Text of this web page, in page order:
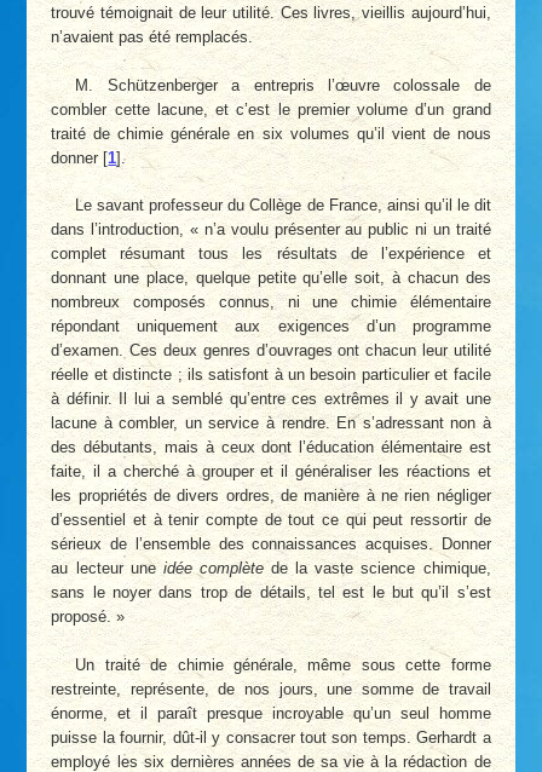
trouvé témoignait de leur utilité. Ces livres, vieillis aujourd’hui,
n’avaient pas été remplacés.
M. Schützenberger a entrepris l’œuvre colossale de
combler cette lacune, et c’est le premier volume d’un grand
traité de chimie générale en six volumes qu’il vient de nous
donner[1] .
Le savant professeur du Collège de France, ainsi qu’il le dit
dans l’introduction, « n’a voulu présenter au public ni un traité
complet résumant tous les résultats de l’expérience et
donnant une place, quelque petite qu’elle soit, à chacun des
nombreux composés connus, ni une chimie élémentaire
répondant uniquement aux exigences d’un programme
d’examen. Ces deux genres d’ouvrages ont chacun leur utilité
réelle et distincte ; ils satisfont à un besoin particulier et facile
à définir. Il lui a semblé qu’entre ces extrêmes il y avait une
lacune à combler, un service à rendre. En s’adressant non à
des débutants, mais à ceux dont l’éducation élémentaire est
faite, il a cherché à grouper et il généraliser les réactions et
les propriétés de divers ordres, de manière à ne rien négliger
d’essentiel et à tenir compte de tout ce qui peut ressortir de
sérieux de l’ensemble des connaissances acquises. Donner
au lecteur uneidée complètede la vaste science chimique,
sans le noyer dans trop de détails, tel est le but qu’il s’est
proposé. »
Un traité de chimie générale, même sous cette forme
restreinte, représente, de nos jours, une somme de travail
énorme, et il paraît presque incroyable qu’un seul homme
puisse la fournir, dût-il y consacrer tout son temps. Gerhardt a
employé les six dernières années de sa vie à la rédaction de